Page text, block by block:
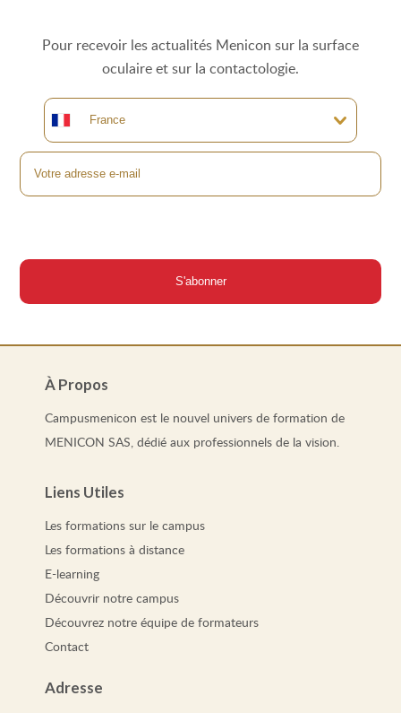
Pour recevoir les actualités Menicon sur la surface
oculaire et sur la contactologie.
À Propos
Campusmenicon est le nouvel univers de formation de
MENICON SAS, dédié aux professionnels de la vision.
Liens Utiles
Les formations sur le campus
Les formations à distance
E-learning
Découvrir notre campus
Découvrez notre équipe de formateurs
Contact
Adresse